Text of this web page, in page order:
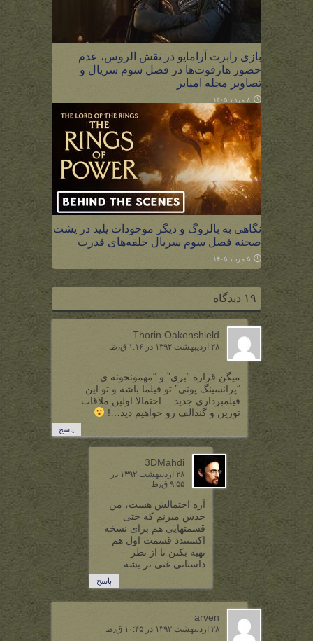
بازی رابرت آرامایو در نقش الروس، عدم
حضور هارفوت‌ها در فصل سوم سریال و
تصاویر مجله امپایر
۸ مرداد ۱۴۰۵
نگاهی به بالروگ و دیگر موجودات پلید در پشت
صحنه فصل سوم سریال حلقه‌های قدرت
۵ مرداد ۱۴۰۵
۱۹ دیدگاه
Thorin Oakenshield
۲۸ اردیبهشت ۱۳۹۲ در ۱:۱۶ ق٫ظ
میگن قراره “بری” و “مهمونخونه ی
“پرانسینگ پونی” تو فیلما باشه و تو این
فیلمبرداری جدید… احتمالا اولین ملاقات
تورین و گندالف رو خواهیم دید…!
پاسخ
3DMahdi
۲۸ اردیبهشت ۱۳۹۲ در
۹:۵۵ ق٫ظ
آره احتمالش هست، من
حدس میزنم که حتی
قسمتهایی هم برای نسخه
اکستندد قسمت اول هم
تهیه بکنن تا از نظر
داستانی غنی تر بشه.
پاسخ
arven
۲۸ اردیبهشت ۱۳۹۲ در ۱۰:۴۵ ق٫ظ